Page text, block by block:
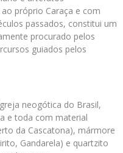
próprio Caraça e com
passados, constitui um
procurado pelos
guiados pelos
neogótica do Brasil,
e toda com material
da Cascatona), mármore
Gandarela) e quartzito